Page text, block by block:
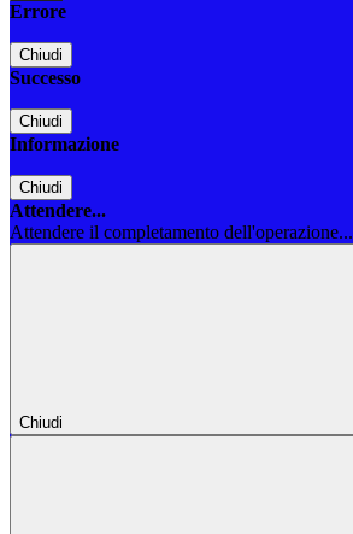
Errore
Chiudi
Successo
Chiudi
Informazione
Chiudi
Attendere...
Attendere il completamento dell'operazione...
Chiudi